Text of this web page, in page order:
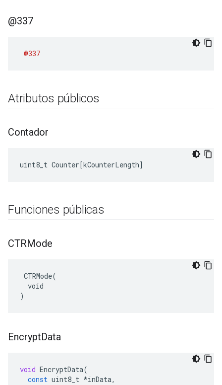
@337
@337
Atributos públicos
Contador
uint8_t Counter[kCounterLength]
Funciones públicas
CTRMode
CTRMode(
  void
)
EncryptData
void EncryptData(
const uint8_t *inData,